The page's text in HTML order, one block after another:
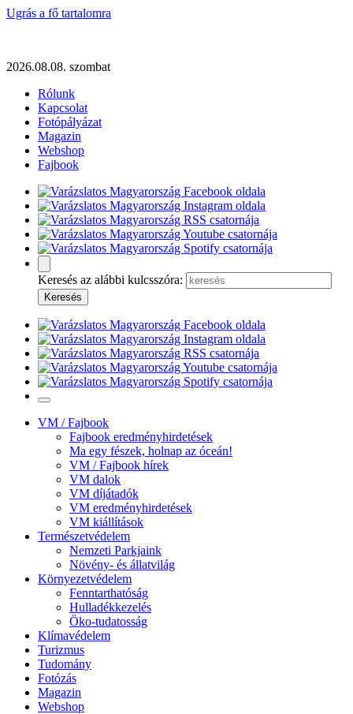
Ugrás a fő tartalomra
2026.08.08. szombat
Rólunk
Kapcsolat
Fotópályázat
Magazin
Webshop
Fajbook
Keresés az alábbi kulcsszóra:
VM / Fajbook
Fajbook eredményhirdetések
Ma egy fészek, holnap az óceán!
VM / Fajbook hírek
VM dalok
VM díjátadók
VM eredményhirdetések
VM kiállítások
Természetvédelem
Nemzeti Parkjaink
Növény- és állatvilág
Környezetvédelem
Fenntarthatóság
Hulladékkezelés
Öko-tudatosság
Klímavédelem
Turizmus
Tudomány
Fotózás
Magazin
Webshop